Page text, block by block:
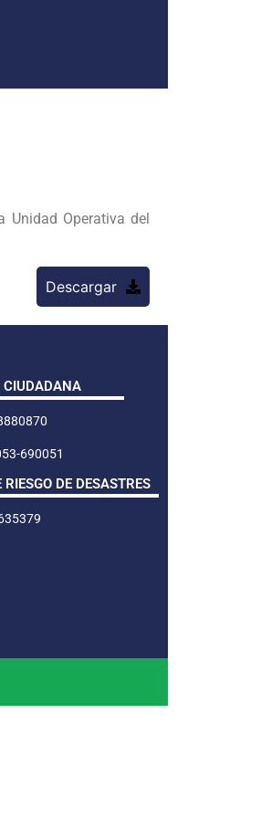
Unidad Operativa del
Descargar
CIUDADANA
690051
RIESGO DE DESASTRES